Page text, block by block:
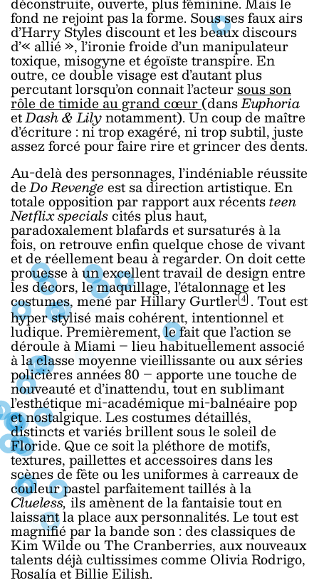
fond ne rejoint pas la forme. Sous ses faux airs
d’Harry Styles discount et les beaux discours
d’« allié », l’ironie froide d’un manipulateur
toxique, misogyne et égoïste transpire. En
outre, ce double visage est d’autant plus
percutant lorsqu’on connait l’acteursous son
rôle de timide au grand cœur(dansEuphoria
etDash & Lilynotamment). Un coup de maître
d’écriture : ni trop exagéré, ni trop subtil, juste
assez forcé pour faire rire et grincer des dents.
Au-delà des personnages, l’indéniable réussite
deDo Revengeest sa direction artistique. En
totale opposition par rapport aux récentsteen
Netflix specialscités plus haut,
paradoxalement blafards et sursaturés à la
fois, on retrouve enfin quelque chose de vivant
et de réellement beau à regarder. On doit cette
prouesse à un excellent travail de design entre
les décors, le maquillage, l’étalonnage et les
costumes, mené par Hillary Gurtler 4. Tout est
hyper stylisé mais cohérent, intentionnel et
ludique. Premièrement, le fait que l’action se
déroule à Miami – lieu habituellement associé
à la classe moyenne vieillissante ou aux séries
policières années 80 – apporte une touche de
nouveauté et d’inattendu, tout en sublimant
l’esthétique mi-académique mi-balnéaire pop
et nostalgique. Les costumes détaillés,
distincts et variés brillent sous le soleil de
Floride. Que ce soit la pléthore de motifs,
textures, paillettes et accessoires dans les
scènes de fête ou les uniformes à carreaux de
couleur pastel parfaitement taillés à la
Clueless,ils amènent de la fantaisie tout en
laissant la place aux personnalités. Le tout est
magnifié par la bande son : des classiques de
Kim Wilde ou The Cranberries, aux nouveaux
talents déjà cultissimes comme Olivia Rodrigo,
Rosalía et Billie Eilish.